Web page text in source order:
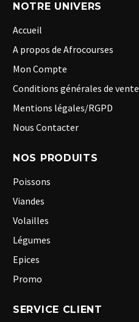
NOTRE UNIVERS
Accueil
A propos de Afrocourses
Mon Compte
Conditions générales de vente
Mentions légales/RGPD
Nous Contacter
NOS PRODUITS
Poissons
Viandes
Volailles
Légumes
Epices
Promo
SERVICE CLIENT